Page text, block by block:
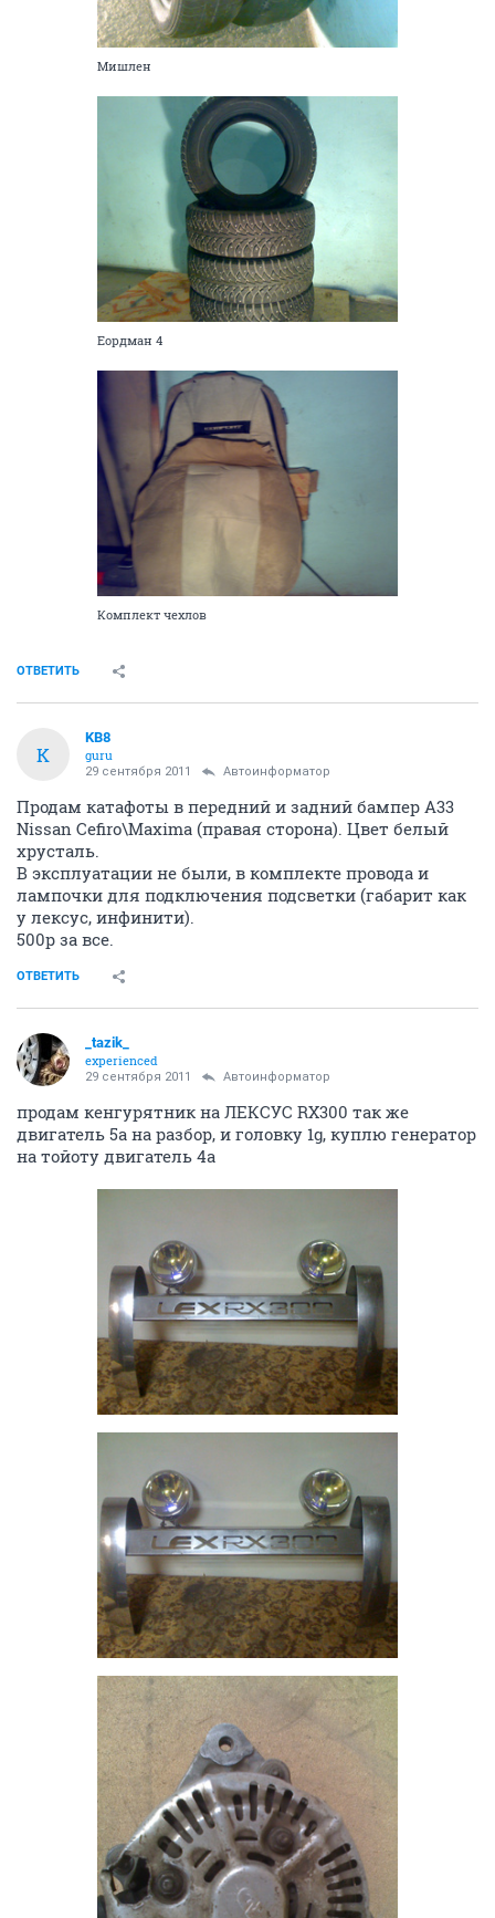
Мишлен
Еордман 4
Комплект чехлов
ОТВЕТИТЬ
K
KB8
guru
29 сентября 2011 Автоинформатор
Продам катафоты в передний и задний бампер A33
Nissan Cefiro\Maxima (правая сторона). Цвет белый
хрусталь.
В эксплуатации не были, в комплекте провода и
лампочки для подключения подсветки (габарит как
у лексус, инфинити).
500р за все.
ОТВЕТИТЬ
_tazik_
experienced
29 сентября 2011 Автоинформатор
продам кенгурятник на ЛЕКСУС RX300 так же
двигатель 5а на разбор, и головку 1g, куплю генератор
на тойоту двигатель 4а